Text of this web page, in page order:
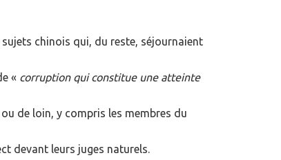
chinois qui, du reste, séjournaient
« corruption qui constitue une atteinte
de loin, y compris les membres du
devant leurs juges naturels.